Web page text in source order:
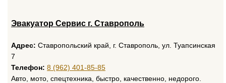
Эвакуатор Сервис г. Ставрополь
Адрес: Ставропольский край, г. Ставрополь, ул. Туапсинская
7
Телефон: 8 (962) 401-85-85
Авто, мото, спецтехника, быстро, качественно, недорого.